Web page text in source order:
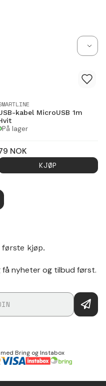
kabel MicroUSB 1m
På lager
NOK
KJØP
første kjøp.
nyheter og tilbud først.
Bring og Instabox